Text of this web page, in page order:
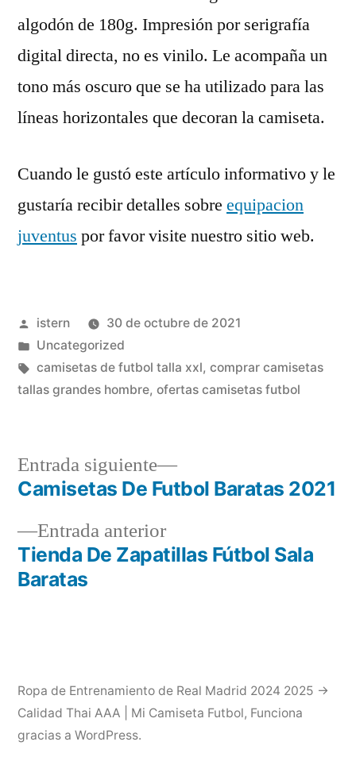
algodón de 180g. Impresión por serigrafía
digital directa, no es vinilo. Le acompaña un
tono más oscuro que se ha utilizado para las
líneas horizontales que decoran la camiseta.
Cuando le gustó este artículo informativo y le
gustaría recibir detalles sobre equipacion
juventus por favor visite nuestro sitio web.
Publicado
por
istern
30 de octubre de 2021
Publicado
en
Uncategorized
Etiquetas:
camisetas de futbol talla xxl, comprar camisetas
tallas grandes hombre, ofertas camisetas futbol
Navegación
de
entradas
Entrada anteriorEntrada
anterior:
Tienda De Zapatillas Fútbol Sala
Baratas
Entrada siguiente
Entrada
siguiente:
Camisetas De Futbol Baratas 2021
Ropa de Entrenamiento de Real Madrid 2024 2025 →
Calidad Thai AAA | Mi Camiseta Futbol, Funciona
gracias a WordPress.